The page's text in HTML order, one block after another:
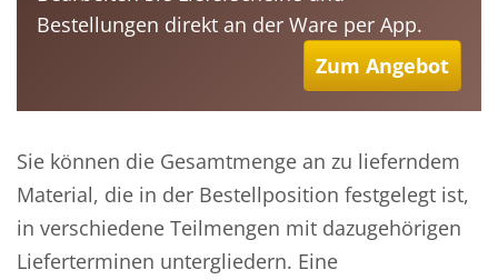
Bestellungen direkt an der Ware per App.
Zum Angebot
Sie können die Gesamtmenge an zu lieferndem
Material, die in der Bestellposition festgelegt ist,
in verschiedene Teilmengen mit dazugehörigen
Lieferterminen untergliedern. Eine